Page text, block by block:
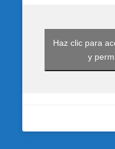
Haz clic para
y